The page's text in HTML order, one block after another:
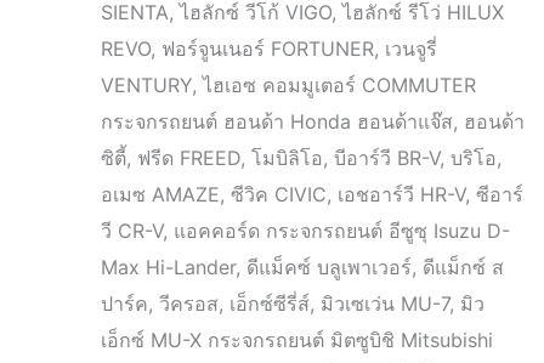
SIENTA, ไฮลักซ์ วีโก้ VIGO, ไฮลักซ์ รีโว่ HILUX
REVO, ฟอร์จูนเนอร์ FORTUNER, เวนจูรี่
VENTURY, ไฮเอซ คอมมูเตอร์ COMMUTER
กระจกรถยนต์ ฮอนด้า Honda ฮอนด้าแจ๊ส, ฮอนด้า
ซิตี้, ฟรีด FREED, โมบิลิโอ, บีอาร์วี BR-V, บริโอ,
อเมซ AMAZE, ซีวิค CIVIC, เอชอาร์วี HR-V, ซีอาร์
วี CR-V, แอคคอร์ด กระจกรถยนต์ อีซูซุ Isuzu D-
Max Hi-Lander, ดีแม็คซ์ บลูเพาเวอร์, ดีแม็กซ์ ส
ปาร์ค, วีครอส, เอ็กซ์ซีรี่ส์, มิวเซเว่น MU-7, มิว
เอ็กซ์ MU-X กระจกรถยนต์ มิตซูบิชิ Mitsubishi